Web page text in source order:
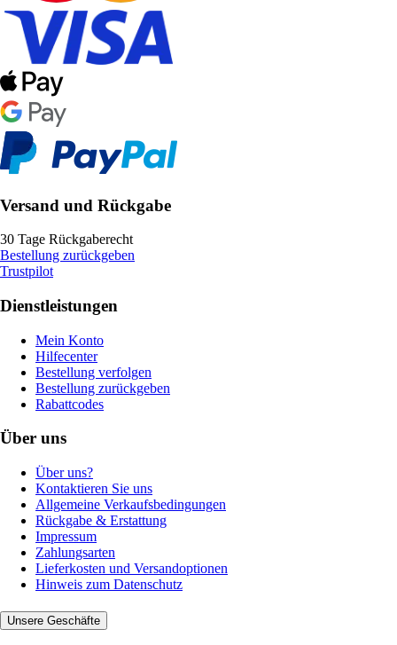
Versand und Rückgabe
30 Tage Rückgaberecht
Bestellung zurückgeben
Trustpilot
Dienstleistungen
Mein Konto
Hilfecenter
Bestellung verfolgen
Bestellung zurückgeben
Rabattcodes
Über uns
Über uns?
Kontaktieren Sie uns
Allgemeine Verkaufsbedingungen
Rückgabe & Erstattung
Impressum
Zahlungsarten
Lieferkosten und Versandoptionen
Hinweis zum Datenschutz
Unsere Geschäfte